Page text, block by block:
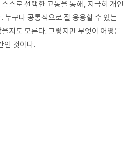
스로 선택한 고통을 통해, 지극히 개인
누구나 공통적으로 잘 응용할 수 있는
지도 모른다. 그렇지만 무엇이 어떻든
인 것이다.